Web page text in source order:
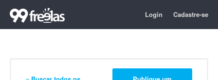
Login Cadastre-se